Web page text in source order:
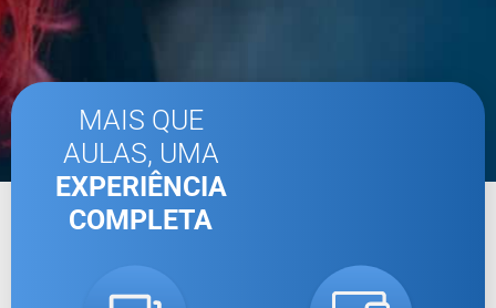
MAIS QUE
AULAS, UMA
EXPERIÊNCIA
COMPLETA